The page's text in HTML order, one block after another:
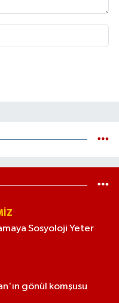
Sosyoloji Yeter
gönül komşusu